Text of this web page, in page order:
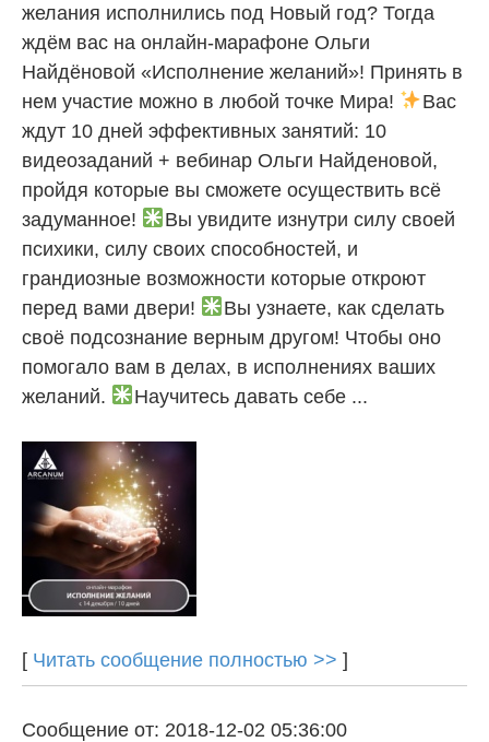
желания исполнились под Новый год? Тогда
ждём вас на онлайн-марафоне Ольги
Найдёновой «Исполнение желаний»! Принять в
нем участие можно в любой точке Мира!
Вас
ждут 10 дней эффективных занятий: 10
видеозаданий + вебинар Ольги Найденовой,
пройдя которые вы сможете осуществить всё
задуманное!
Вы увидите изнутри силу своей
психики, силу своих способностей, и
грандиозные возможности которые откроют
перед вами двери!
Вы узнаете, как сделать
своё подсознание верным другом! Чтобы оно
помогало вам в делах, в исполнениях ваших
желаний.
Научитесь давать себе ...
[ Читать сообщение полностью >> ]
Сообщение от: 2018-12-02 05:36:00